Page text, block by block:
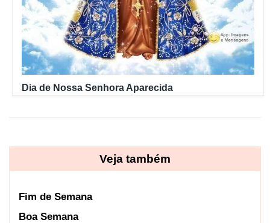
Dia de Nossa Senhora Aparecida
Veja também
Fim de Semana
Boa Semana